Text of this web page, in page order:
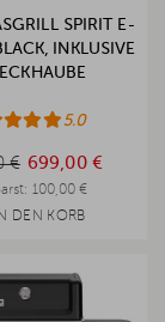
SPIRIT E-
INKLUSIVE
5.0
€ 699,00 €
100,00 €
IN DEN KORB